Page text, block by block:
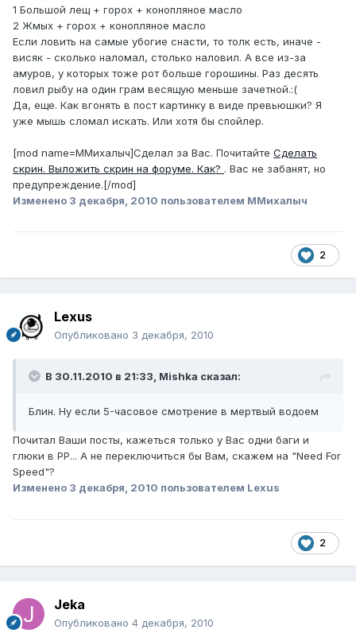
1 Большой лещ + горох + конопляное масло
2 Жмых + горох + конопляное масло
Если ловить на самые убогие снасти, то толк есть, иначе -
висяк - сколько наломал, столько наловил. А все из-за
амуров, у которых тоже рот больше горошины. Раз десять
ловил рыбу на один грам весящую меньше зачетной.:(
Да, еще. Как вгонять в пост картинку в виде превьюшки? Я
уже мышь сломал искать. Или хотя бы спойлер.
[mod name=ММихалыч]Сделал за Вас. Почитайте Сделать
скрин. Выложить скрин на форуме. Как? . Вас не забанят, но
предупреждение.[/mod]
Изменено 3 декабря, 2010 пользователем ММихалыч
2
Lexus
Опубликовано 3 декабря, 2010
В 30.11.2010 в 21:33, Mishka сказал:
Блин. Ну если 5-часовое смотрение в мертвый водоем
Почитал Ваши посты, кажеться только у Вас одни баги и
глюки в РР... А не переключиться бы Вам, скажем на "Need For
Speed"?
Изменено 3 декабря, 2010 пользователем Lexus
2
Jeka
Опубликовано 4 декабря, 2010